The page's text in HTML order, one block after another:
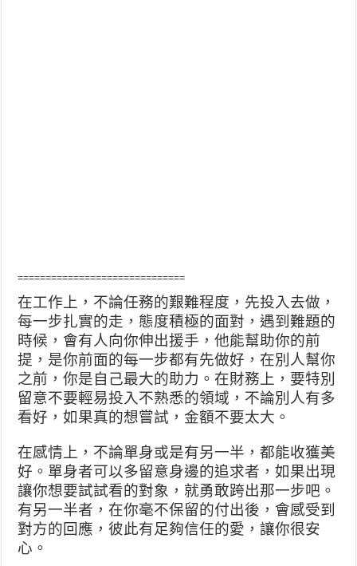
==============================
在工作上，不論任務的艱難程度，先投入去做，
每一步扎實的走，態度積極的面對，遇到難題的
時候，會有人向你伸出援手，他能幫助你的前
提，是你前面的每一步都有先做好，在別人幫你
之前，你是自己最大的助力。在財務上，要特別
留意不要輕易投入不熟悉的領域，不論別人有多
看好，如果真的想嘗試，金額不要太大。
在感情上，不論單身或是有另一半，都能收獲美
好。單身者可以多留意身邊的追求者，如果出現
讓你想要試試看的對象，就勇敢跨出那一步吧。
有另一半者，在你毫不保留的付出後，會感受到
對方的回應，彼此有足夠信任的愛，讓你很安
心。